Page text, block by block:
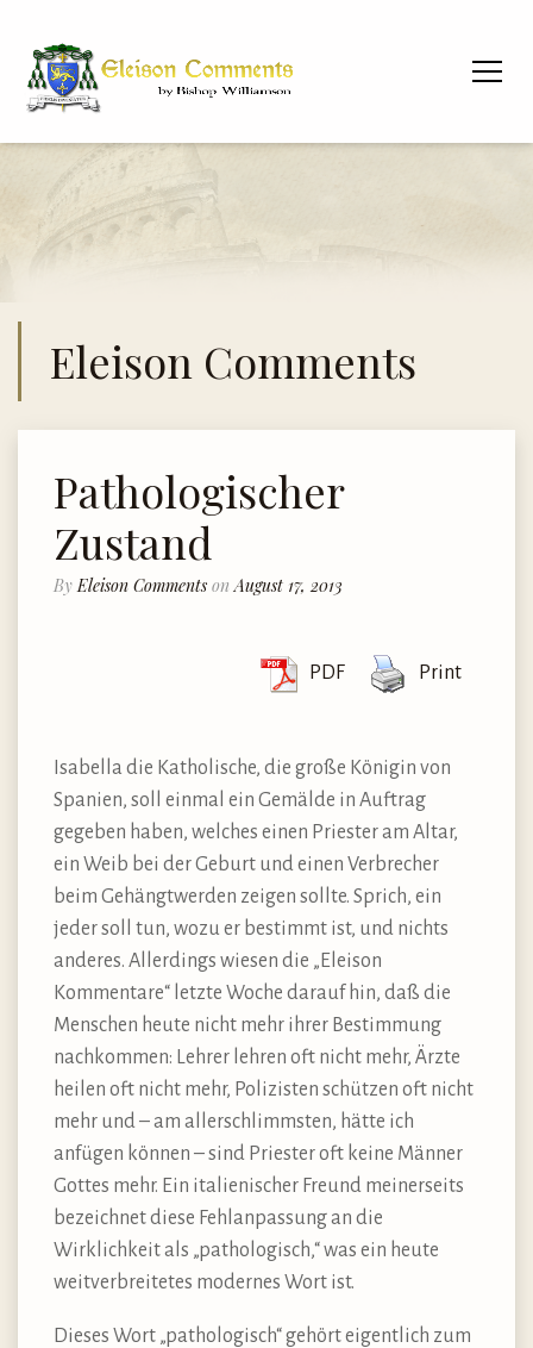
Eleison Comments
Pathologischer
Zustand
By Eleison Comments on August 17, 2013
PDF Print
Isabella die Katholische, die große Königin von
Spanien, soll einmal ein Gemälde in Auftrag
gegeben haben, welches einen Priester am Altar,
ein Weib bei der Geburt und einen Verbrecher
beim Gehängtwerden zeigen sollte. Sprich, ein
jeder soll tun, wozu er bestimmt ist, und nichts
anderes. Allerdings wiesen die „Eleison
Kommentare“ letzte Woche darauf hin, daß die
Menschen heute nicht mehr ihrer Bestimmung
nachkommen: Lehrer lehren oft nicht mehr, Ärzte
heilen oft nicht mehr, Polizisten schützen oft nicht
mehr und – am allerschlimmsten, hätte ich
anfügen können – sind Priester oft keine Männer
Gottes mehr. Ein italienischer Freund meinerseits
bezeichnet diese Fehlanpassung an die
Wirklichkeit als „pathologisch,“ was ein heute
weitverbreitetes modernes Wort ist.
Dieses Wort „pathologisch“ gehört eigentlich zum